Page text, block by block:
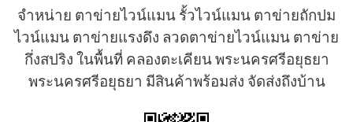
จำหน่าย ตาข่ายไวน์แมน รั้วไวน์แมน ตาข่ายถักปม
ไวน์แมน ตาข่ายแรงดึง ลวดตาข่ายไวน์แมน ตาข่าย
กึ่งสปริง ในพื้นที่ คลองตะเคียน พระนครศรีอยุธยา
พระนครศรีอยุธยา มีสินค้าพร้อมส่ง จัดส่งถึงบ้าน